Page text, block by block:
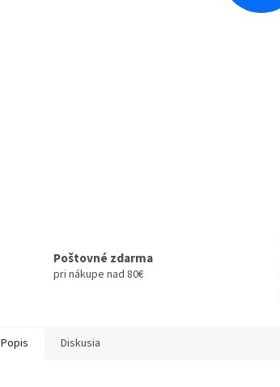
Poštovné zdarma
pri nákupe nad 80€
Popis Diskusia